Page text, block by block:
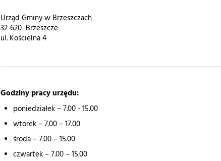
Urząd Gminy w Brzeszczach
32-620 Brzeszcze
ul. Kościelna 4
Godziny pracy urzędu:
poniedziałek – 7.00 - 15.00
wtorek – 7.00 – 17.00
środa – 7.00 – 15.00
czwartek – 7.00 – 15.00